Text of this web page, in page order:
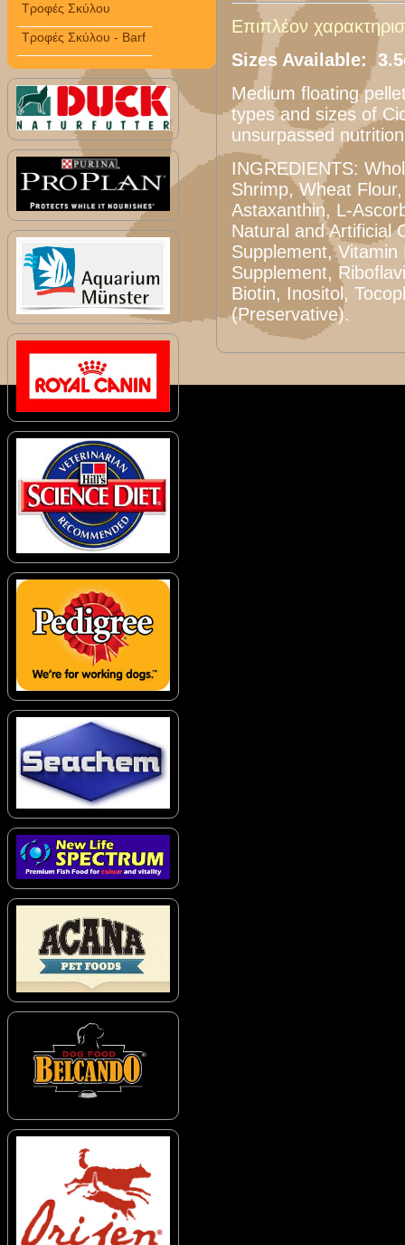
Τροφές Σκύλου
Τροφές Σκύλου - Barf
Επιπλέον
Sizes Available:
Medium floating
types and sizes of
unsurpassed
INGREDIENTS:
Shrimp, Wheat
Astaxanthin, L-
Natural and Artificial
Supplement,
Supplement,
Biotin, Inositol,
(Preservative).